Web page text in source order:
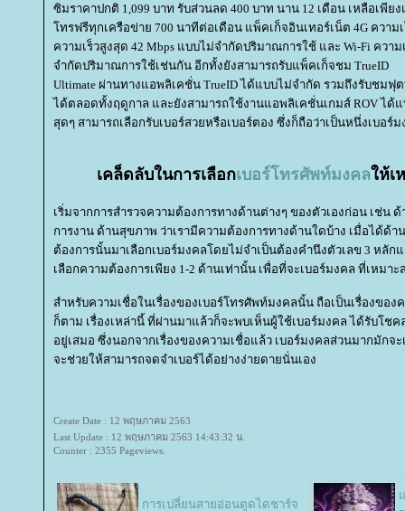
ซิมราคาปกติ 1,099 บาท รับส่วนลด 400 บาท นาน 12 เดือน เหลือเพีย
ทรฟรีทุกเครือข่าย 700 นาทีต่อเดือน แพ็คเก็จอินเทอร์เน็ต 4G ความเ
ความเร็วสูงสุด 42 Mbps แบบไม่จำกัดปริมาณการใช้ และ Wi-Fi ความ
จำกัดปริมาณการใช้เช่นกัน อีกทั้งยังสามารถรับแพ็คเก็จชม TrueID
Ultimate ผ่านทางแอพลิเคชั่น TrueID ได้แบบไม่จำกัด รวมถึงรับชมฟุต
ได้ตลอดทั้งฤดูกาล และยังสามารถใช้งานแอพลิเคชั่นเกมส์ ROV ได้
สุดๆ สามารถเลือกรับเบอร์สวยหรือเบอร์ตอง ซึ่งก็ถือว่าเป็นหนึ่งเบอร์
เคล็ดลับในการเลือกเบอร์โทรศัพท์มงคลห้เห
เริ่มจากการสำรวจความต้องการทางด้านต่างๆ ของตัวเองก่อน เช่น
การงาน ด้านสุขภาพ ว่าเรามีความต้องการทางด้านใดบ้าง เมื่อได้ด้
ต้องการนั้นมาเลือกเบอร์มงคลโดยไม่จำเป็นต้องคำนึงตัวเลข 3 หลัก
เลือกความต้องการเพียง 1-2 ด้านเท่านั้น เพื่อที่จะเบอร์มงคล ที่เหมา
สำหรับความเชื่อในเรื่องของเบอร์โทรศัพท์มงคลนั้น ถือเป็นเรื่องขอ
ก็ตาม เรื่องเหล่านี้ ที่ผ่านมาแล้วก็จะพบเห็นผู้ใช้เบอร์มงคล ได้รับโช
อยู่เสมอ ซึ่งนอกจากเรื่องของความเชื่อแล้ว เบอร์มงคลส่วนมากมักจะ
จะช่วยให้สามารถจดจำเบอร์ได้อย่างง่ายดายนั่นเอง
Create Date : 12 พฤษภาคม 2563
Last Update : 12 พฤษภาคม 2563 14:43:32 น.
Counter : 2355 Pageviews.
การเปลี่ยนสายอ่อนตูดไดชาร์จ